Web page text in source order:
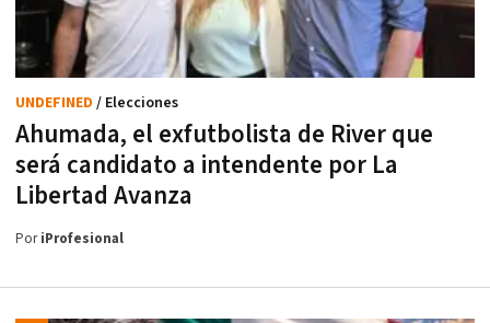
Ahumada, el exfutbolista de River que
será candidato a intendente por La
Libertad Avanza
UNDEFINED / Elecciones
PoriProfesional